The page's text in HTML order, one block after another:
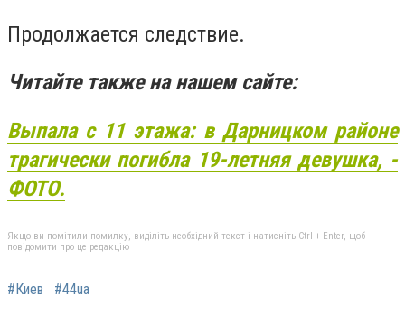
Продолжается следствие.
Читайте также на нашем сайте:
Выпала с 11 этажа: в Дарницком районе
трагически погибла 19-летняя девушка, -
ФОТО.
Якщо ви помітили помилку, виділіть необхідний текст і натисніть Ctrl + Enter, щоб
повідомити про це редакцію
#Киев #44ua